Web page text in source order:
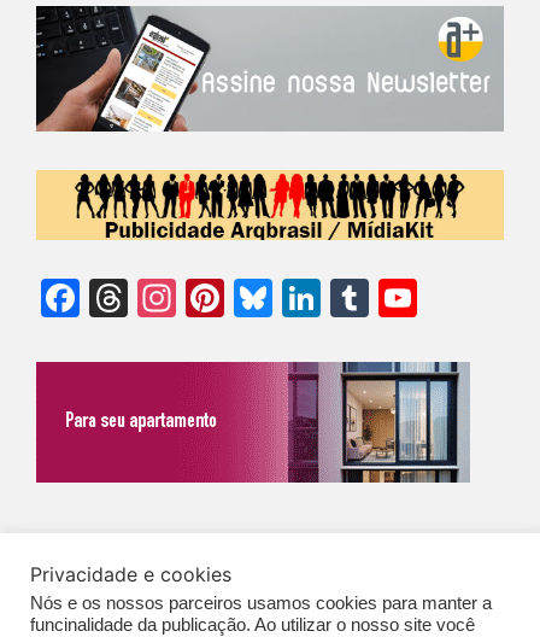
Facebook
Threads
Instagram
Pinterest
Bluesky
LinkedIn
Tumblr
Expediente|Contato|Newsletter
GERAIS DE PUBLICAÇÃO (CGP)
Privacidade e cookies
Nós e os nossos parceiros usamos cookies para manter a
funcinalidade da publicação. Ao utilizar o nosso site você